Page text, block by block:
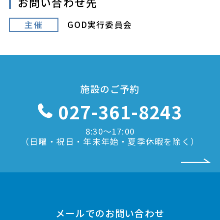
主催 GOD実行委員会
施設のご予約
027-361-8243
8:30〜17:00
（日曜・祝日・年末年始・夏季休暇を除く）
メールでのお問い合わせ